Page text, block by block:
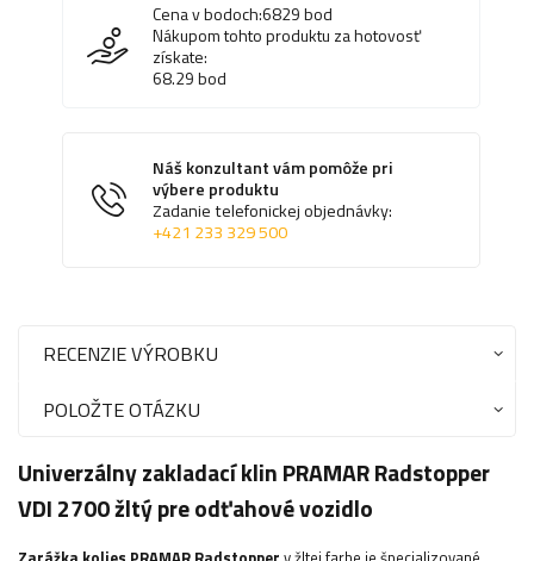
Cena v bodoch:6829bod
Nákupom tohto produktu za hotovosť
získate:
68.29bod
Náš konzultant vám pomôže pri
výbere produktu
Zadanie telefonickej objednávky:
+421 233 329 500
RECENZIE VÝROBKU
POLOŽTE OTÁZKU
Univerzálny zakladací klin PRAMAR Radstopper
VDI 2700 žltý pre odťahové vozidlo